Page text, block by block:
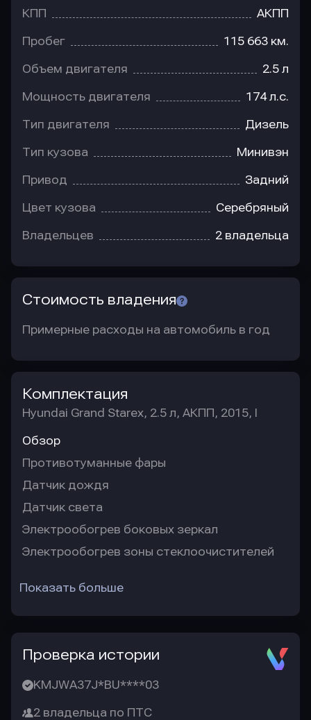
КПП АКПП
Пробег 115 663 км.
Объем двигателя 2.5 л
Мощность двигателя 174 л.с.
Тип двигателя Дизель
Тип кузова Минивэн
Привод Задний
Цвет кузова Серебряный
Владельцев 2 владельца
Стоимость владения
Примерные расходы на автомобиль в год
Комплектация
Hyundai Grand Starex, 2.5 л, АКПП, 2015, I
Обзор
Противотуманные фары
Датчик дождя
Датчик света
Электрообогрев боковых зеркал
Электрообогрев зоны стеклоочистителей
Показать больше
Проверка истории
KMJWA37J*BU****03
2 владельца по ПТС